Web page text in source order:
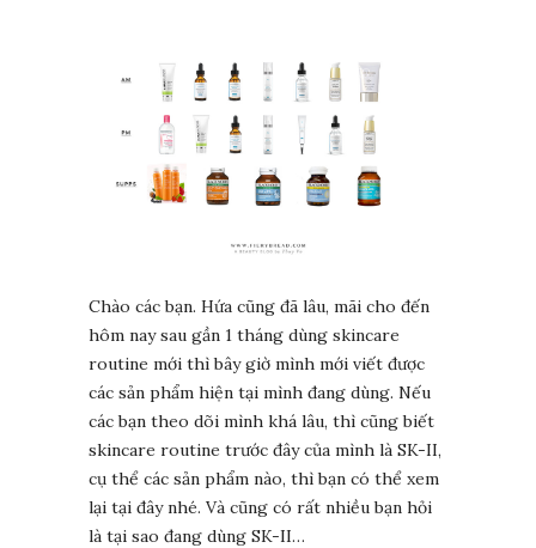
Chào các bạn. Hứa cũng đã lâu, mãi cho đến
hôm nay sau gần 1 tháng dùng skincare
routine mới thì bây giờ mình mới viết được
các sản phẩm hiện tại mình đang dùng. Nếu
các bạn theo dõi mình khá lâu, thì cũng biết
skincare routine trước đây của mình là SK-II,
cụ thể các sản phẩm nào, thì bạn có thể xem
lại tại đây nhé. Và cũng có rất nhiều bạn hỏi
là tại sao đang dùng SK-II…